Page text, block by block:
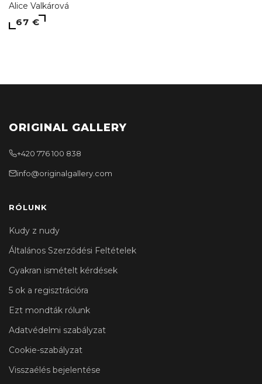
Alice Valkárová
67 €
ORIGINAL GALLERY
+420 776 100 838
info@originalgallery.com
RÓLUNK
Kudy z nudy
Általános Szerződési Feltételek
Gyakran ismételt kérdések
5 ok a regisztrációra
Ezt mondták rólunk
Adatvédelmi szabályzat
Cookie-szabályzat
Visszaélés bejelentése